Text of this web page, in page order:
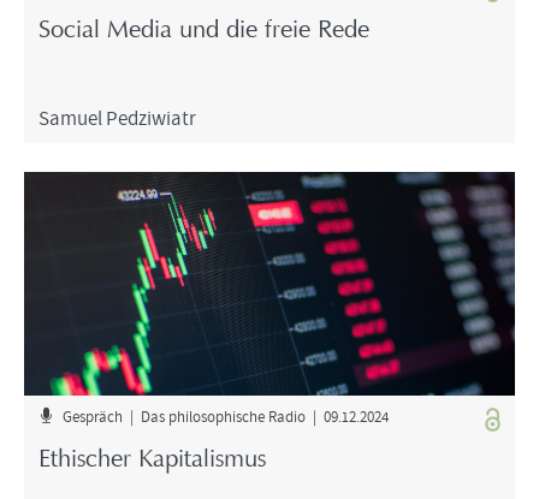
So­cial Media und die freie Rede
Sa­mu­el Ped­zi­wiatr
Ge­spräch | Das phi­lo­so­phi­sche Radio | 09.12.2024
Ethi­scher Ka­pi­ta­lis­mus